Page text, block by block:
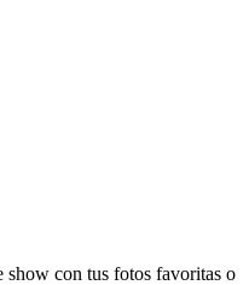
show con tus fotos favoritas o